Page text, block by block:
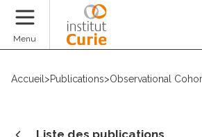
Menu
Accueil >Publications>Observational
Liste des publications